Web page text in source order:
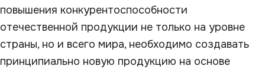
повышения конкурентоспособности
отечественной продукции не только на уровне
страны, но и всего мира, необходимо создавать
принципиально новую продукцию на основе